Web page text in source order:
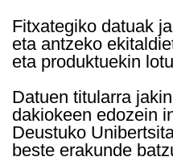
Fitxategiko datuak
eta antzeko
eta produktuekin
Datuen titularra
dakiokeen edozein
Deustuko
beste erakunde